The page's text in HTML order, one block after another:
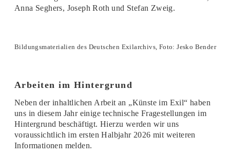
Anna Seghers, Joseph Roth und Stefan Zweig.
Bildungsmaterialien des Deutschen Exilarchivs, Foto: Jesko Bender
Arbeiten im Hintergrund
Neben der inhaltlichen Arbeit an „Künste im Exil“ haben
uns in diesem Jahr einige technische Fragestellungen im
Hintergrund beschäftigt. Hierzu werden wir uns
voraussichtlich im ersten Halbjahr 2026 mit weiteren
Informationen melden.